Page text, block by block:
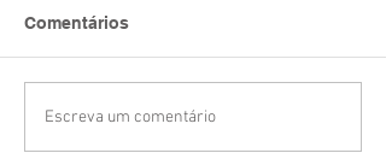
Comentários
Escreva um comentário